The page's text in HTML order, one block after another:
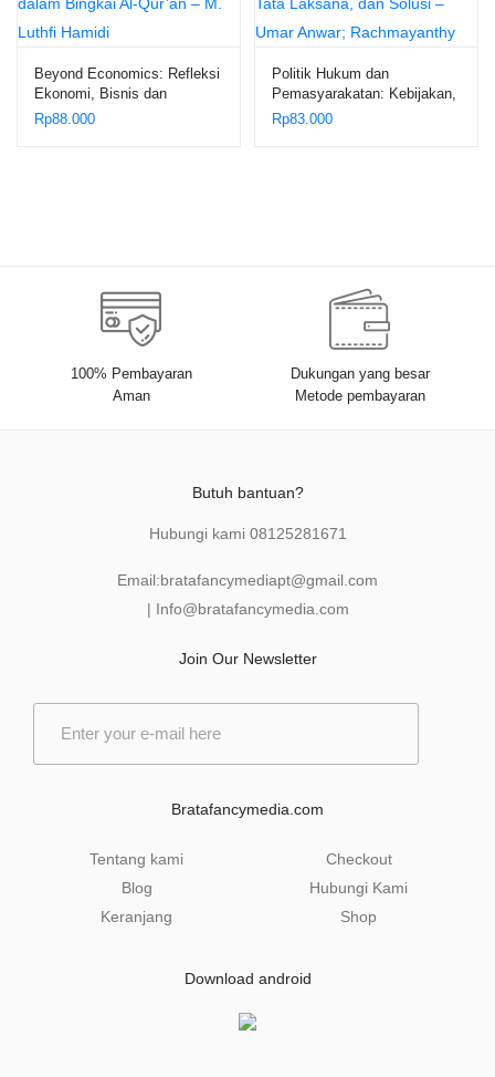
Beyond Economics: Refleksi
Ekonomi, Bisnis dan
Keuangan dalam Bingkai Al-
Rp88.000
Politik Hukum dan
Pemasyarakatan: Kebijakan,
Tata Laksana, dan Solusi –
Rp83.000
100% Pembayaran
Aman
Dukungan yang besar
Metode pembayaran
Butuh bantuan?
Hubungi kami 08125281671
Email:bratafancymediapt@gmail.com
| Info@bratafancymedia.com
Join Our Newsletter
Bratafancymedia.com
Tentang kami
Blog
Keranjang
Checkout
Hubungi Kami
Shop
Download android